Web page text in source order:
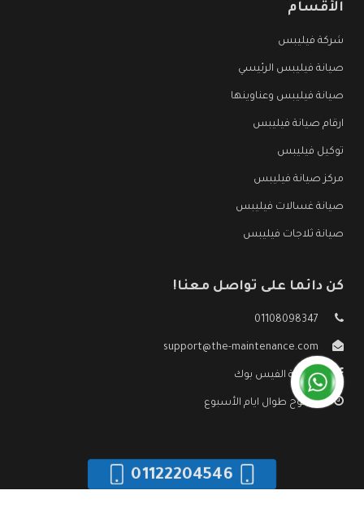
الأقسام
شركة فيليبس
صيانة فيليبس الرئيسي
صيانة فيليبس وعناوينها
ارقام صيانة فيليبس
توكيل فيليبس
مركز صيانة فيليبس
صيانة غسالات فيليبس
صيانة ثلاجات فيليبس
كن دائما على تواصل معنا!
01108098347
support@the-maintenance.com
صفحة الفيس بوك
مفتوح طوال ايام الأسبوع
01122204546